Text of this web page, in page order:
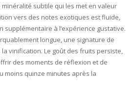
subtile qui les met en valeur
vers des notes exotiques est fluide,
supplémentaire à l’expérience gustative.
longue, une signature de
vinification. Le goût des fruits persiste,
des moments de réflexion et de
moins quinze minutes après la